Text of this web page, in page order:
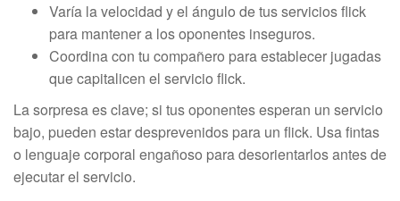
Varía la velocidad y el ángulo de tus servicios flick
para mantener a los oponentes inseguros.
Coordina con tu compañero para establecer jugadas
que capitalicen el servicio flick.
La sorpresa es clave; si tus oponentes esperan un servicio
bajo, pueden estar desprevenidos para un flick. Usa fintas
o lenguaje corporal engañoso para desorientarlos antes de
ejecutar el servicio.